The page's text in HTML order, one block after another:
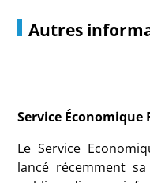
Autres
Service Économique
Le Service
lancé récemment